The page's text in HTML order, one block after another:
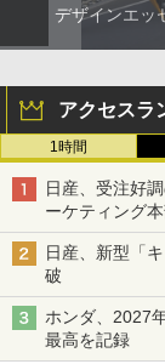
デザインエッ
アクセスラ
1時間
日産、受注好
ーケティング
日産、新型「
破
ホンダ、2027
最高を記録